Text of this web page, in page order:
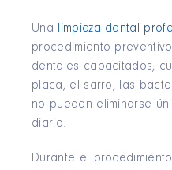
Una limpieza dental
procedimiento
dentales capacitados,
placa, el sarro, las
no pueden eliminarse
diario.
Durante el